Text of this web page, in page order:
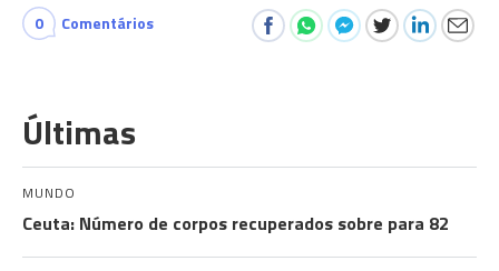
0 Comentários
Últimas
MUNDO
Ceuta: Número de corpos recuperados sobre para 82